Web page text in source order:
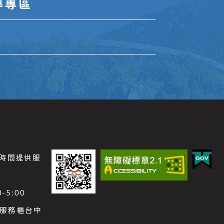
專區
間提供服
5:00
務櫃台中